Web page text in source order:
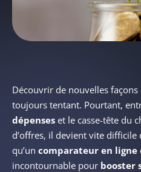
Découvrir de nouvelles façons
toujours tentant. Pourtant,
dépenses et le casse-tête du
d’offres, il devient vite difficile
qu’un comparateur en ligne
incontournable pour booster